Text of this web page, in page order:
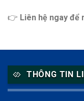
👉 Liên hệ ngay để
THÔNG TIN